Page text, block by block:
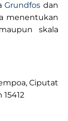
Grundfos dan
menentukan
skala
Ciputat